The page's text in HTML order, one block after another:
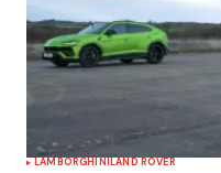
LAMBORGHINI LAND ROVER